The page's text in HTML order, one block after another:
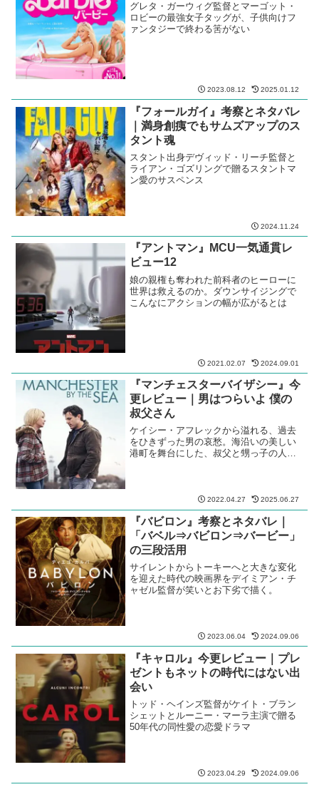
グレタ・ガーウィグ監督とマーゴット・
ロビーの最強女子タッグが、子供向けフ
ァンタジーで終わる筈がない
2023.08.12 2025.01.12
『フォールガイ』考察とネタバレ
｜満身創痍でもサムズアップのス
タント魂
スタント出身デヴィッド・リーチ監督と
ライアン・ゴズリングで贈るスタントマ
ン愛のサスペンス
2024.11.24
『アントマン』MCU一気通貫レ
ビュー12
娘の親権も奪われた前科者のヒーローに
世界は救えるのか。ダウンサイジングで
こんなにアクションの幅が広がるとは
2021.02.07 2024.09.01
『マンチェスターバイザシー』今
更レビュー｜男はつらいよ 僕の
叔父さん
ケイシー・アフレックから溢れる、過去
をひきずった男の哀愁。海沿いの美しい
港町を舞台にした、叔父と甥っ子の人間
2022.04.27 2025.06.27
『バビロン』考察とネタバレ｜
「バベル⇒バビロン⇒バービー」
の三段活用
サイレントからトーキーへと大きな変化
を迎えた時代の映画界をデイミアン・チ
ャゼル監督が笑いとお下劣で描く。
2023.06.04 2024.09.06
『キャロル』今更レビュー｜プレ
ゼントもネットの時代にはない出
会い
トッド・ヘインズ監督がケイト・ブラン
シェットとルーニー・マーラ主演で贈る
50年代の同性愛の恋愛ドラマ
2023.04.29 2024.09.06